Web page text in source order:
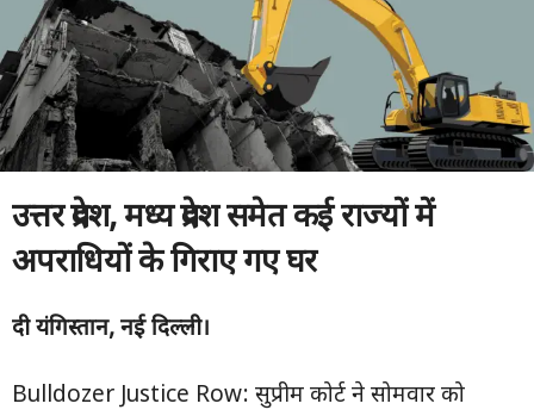
उत्तर प्रदेश, मध्य प्रदेश समेत कई राज्यों में
अपराधियों के गिराए गए घर
दी यंगिस्तान, नई दिल्ली।
Bulldozer Justice Row: सुप्रीम कोर्ट ने सोमवार को